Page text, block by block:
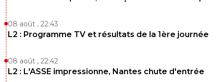
08 août , 22:43
L2 : Programme TV et résultats de la 1ère journée
08 août , 22:42
L2 : L'ASSE impressionne, Nantes chute d'entrée